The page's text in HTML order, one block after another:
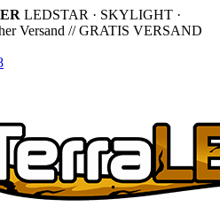
LEDSTAR · SKYLIGHT ·
Versand // GRATIS VERSAND